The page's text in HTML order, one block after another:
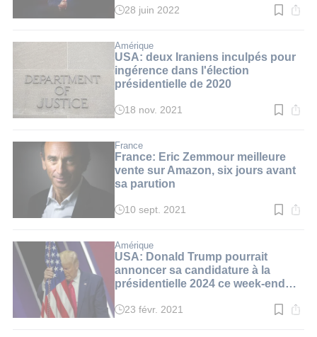
Temps
:
3
min.
28 juin 2022
Amérique
USA: deux Iraniens inculpés pour
ingérence dans l'élection
présidentielle de 2020
Temps
:
1
min.
18 nov. 2021
France
France: Eric Zemmour meilleure
vente sur Amazon, six jours avant
sa parution
Temps
:
2
min.
10 sept. 2021
Amérique
USA: Donald Trump pourrait
annoncer sa candidature à la
présidentielle 2024 ce week-end
Temps
23 févr. 2021